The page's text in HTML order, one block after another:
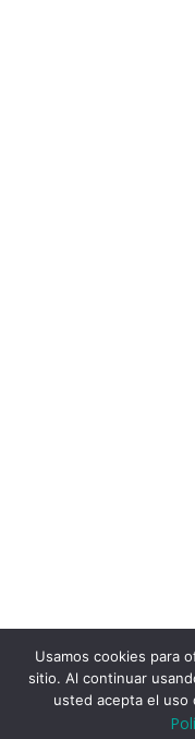
Usamos cookies para
sitio. Al continuar
usted acepta el uso